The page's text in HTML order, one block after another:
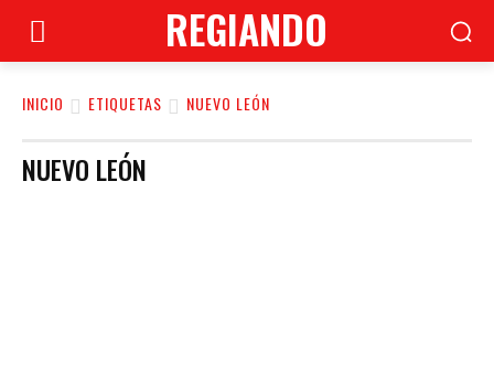
REGIANDO
INICIO ETIQUETAS NUEVO LEÓN
NUEVO LEÓN